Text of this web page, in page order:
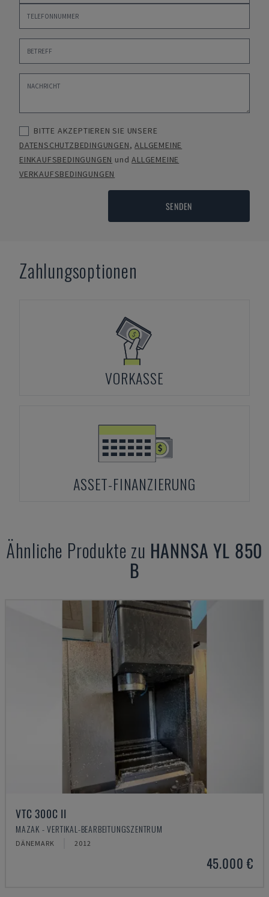
BITTE AKZEPTIEREN SIE UNSERE
DATENSCHUTZBEDINGUNGEN,ALLGEMEINE
EINKAUFSBEDINGUNGEN undALLGEMEINE
VERKAUFSBEDINGUNGEN
SENDEN
Zahlungsoptionen
VORKASSE
ASSET-FINANZIERUNG
Ähnliche Produkte zu HANNSA YL 850
B
VTC 300C II
MAZAK - VERTIKAL-BEARBEITUNGSZENTRUM
DÄNEMARK 2012
45.000 €